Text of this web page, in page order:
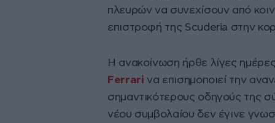
πλευρών να συνεχίσουν από
επιστροφή της Scuderia στην
Η ανακοίνωση ήρθε λίγες
Ferrari να επισημοποιεί την
σημαντικότερους οδηγούς της
νέου συμβολαίου δεν έγινε